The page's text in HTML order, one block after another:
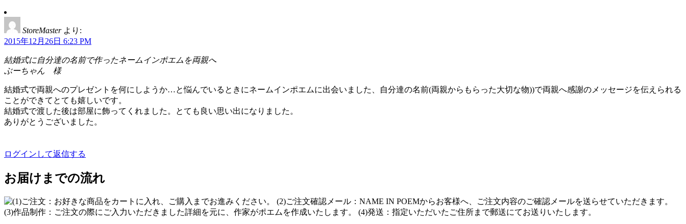
StoreMaster より:
2015年12月26日 6:23 PM
結婚式に自分達の名前で作ったネームインポエムを両親へ
ぶーちゃん 様
結婚式で両親へのプレゼントを何にしようか…と悩んでいるときにネームインポエムに出会いました、自分達の名前(両親からもらった大切な物))で両親へ感謝のメッセージを伝えられる
ことができてとても嬉しいです。
結婚式で渡した後は部屋に飾ってくれました。とても良い思い出になりました。
ありがとうございました。
ログインして返信する
お届けまでの流れ